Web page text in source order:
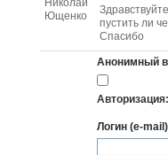
пустить ли
Спасибо
Анонимный
Авторизация:
Логин (e-